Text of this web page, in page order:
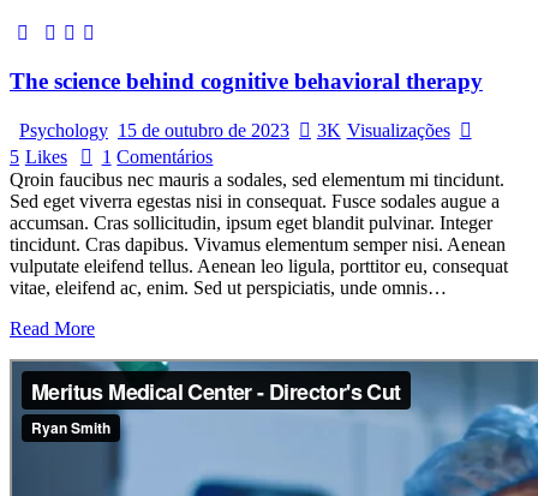
The science behind cognitive behavioral therapy
Psychology 15 de outubro de 2023 3K Visualizações
5 Likes 1 Comentários
Qroin faucibus nec mauris a sodales, sed elementum mi tincidunt.
Sed eget viverra egestas nisi in consequat. Fusce sodales augue a
accumsan. Cras sollicitudin, ipsum eget blandit pulvinar. Integer
tincidunt. Cras dapibus. Vivamus elementum semper nisi. Aenean
vulputate eleifend tellus. Aenean leo ligula, porttitor eu, consequat
vitae, eleifend ac, enim. Sed ut perspiciatis, unde omnis…
Read More